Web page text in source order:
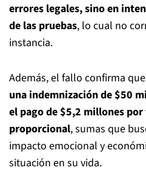
errores legales, sino en
de las pruebas, lo cual no
instancia.
Además, el fallo confirma
una indemnización de $50
el pago de $5,2 millones
proporcional, sumas que
impacto emocional y
situación en su vida.